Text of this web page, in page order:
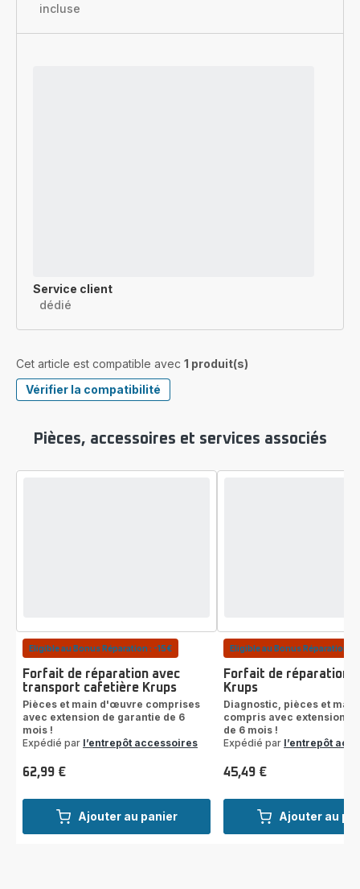
incluse
Service client
dédié
Cet article est compatible avec 1 produit(s)
Vérifier la compatibilité
Pièces, accessoires et services associés
Ajouter au panier
Eligible au Bonus Réparation : -15€
Forfait de réparation avec
transport cafetière Krups
Pièces et main d'œuvre comprises
avec extension de garantie de 6
mois !
Expédié par l’entrepôt accessoires
Prix
62,99 €
Ajouter au
Eligible au Bonus Réparation : -
Forfait de réparation
Krups
Diagnostic, pièces et
compris avec extension
de 6 mois !
Expédié par l’entrepôt
Prix
45,49 €